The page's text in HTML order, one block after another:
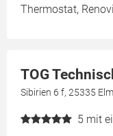
Thermostat,
TOG
Sibirien 6 f, 25335
5 mit